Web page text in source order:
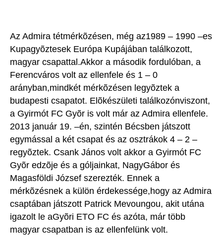
Az Admira tétmérkõzésen, még az1989 – 1990 –es
Kupagyõztesek Európa Kupájában találkozott,
magyar csapattal.Akkor a második fordulóban, a
Ferencváros volt az ellenfele és 1 – 0
arányban,mindkét mérkõzésen legyõztek a
budapesti csapatot. Elõkészületi találkozónviszont,
a Gyirmót FC Gyõr is volt már az Admira ellenfele.
2013 január 19. –én, szintén Bécsben játszott
egymással a két csapat és az osztrákok 4 – 2 –
regyõztek. Csank János volt akkor a Gyirmót FC
Gyõr edzõje és a góljainkat, NagyGábor és
Magasföldi József szerezték. Ennek a
mérkõzésnek a külön érdekessége,hogy az Admira
csaptában játszott Patrick Mevoungou, akit utána
igazolt le aGyõri ETO FC és azóta, már több
magyar csapatban is az ellenfelünk volt.